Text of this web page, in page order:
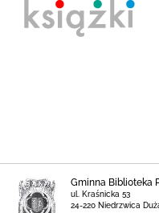
Gminna Biblioteka
ul. Kraśnicka 53
24-220 Niedrzwica